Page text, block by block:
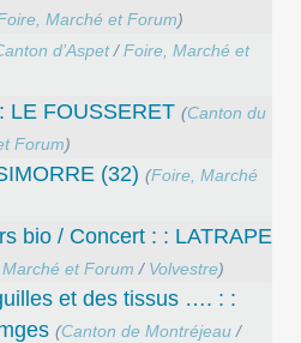
Marché et Forum)
d’Aspet/Foire, Marché et
LE FOUSSERET (Canton du
Forum)
(32) (Foire, Marché
bio / Concert : : LATRAPE
et Forum / Volvestre)
et des tissus …. : :
(Canton de Montréjeau /